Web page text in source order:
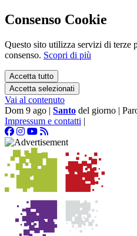
Consenso Cookie
Questo sito utilizza servizi di terze
consenso. Scopri di più
Accetta tutto
Accetta selezionati
Vai al contenuto
Dom 9 ago | Santo del giorno |
Impressum e contatti |